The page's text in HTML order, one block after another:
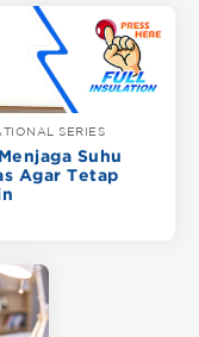
SERIES
Suhu
Agar Tetap